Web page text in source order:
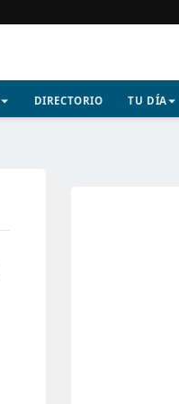
DIRECTORIO TU DÍA